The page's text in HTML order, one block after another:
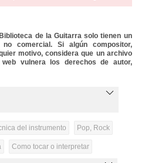
de la Guitarra solo tienen un
comercial. Si algún compositor,
motivo, considera que un archivo
vulnera los derechos de autor,
del instrumento Pop, Rock
Como tocar o interpretar